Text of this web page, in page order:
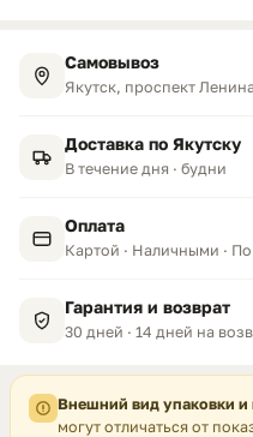
Самовывоз
Якутск, проспект
Доставка по Якутску
В течение дня · будни
Оплата
Картой · Наличными ·
Гарантия и возврат
30 дней · 14 дней на
Внешний вид упаковки и
могут отличаться от